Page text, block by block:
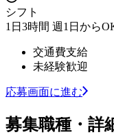
シフト
1日3時間 週1日から
交通費支給
未経験歓迎
応募画面に進む
募集職種・詳